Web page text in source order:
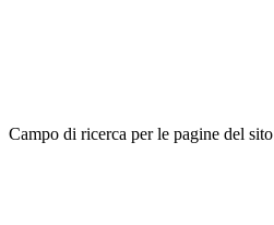
Campo di ricerca per le pagine del sito